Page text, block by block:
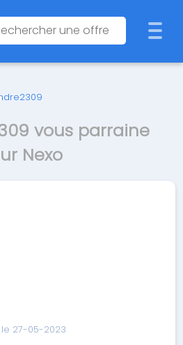
vous parraine
Nexo
27-05-2023